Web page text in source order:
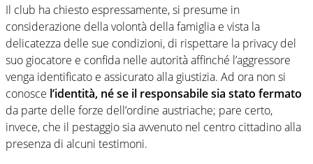
Il club ha chiesto espressamente, si presume in
considerazione della volontà della famiglia e vista la
delicatezza delle sue condizioni, di rispettare la privacy del
suo giocatore e confida nelle autorità affinché l’aggressore
venga identificato e assicurato alla giustizia. Ad ora non si
conosce l’identità, né se il responsabile sia stato fermato
da parte delle forze dell’ordine austriache; pare certo,
invece, che il pestaggio sia avvenuto nel centro cittadino alla
presenza di alcuni testimoni.